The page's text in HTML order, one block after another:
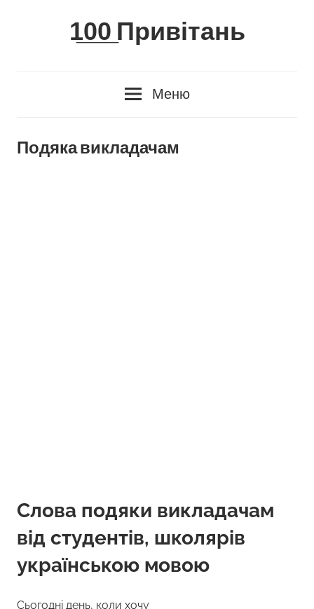
1̲0̲0̲ Привітань
Меню
Подяка викладачам
Слова подяки викладачам
від студентів, школярів
українською мовою
Сьогодні день, коли хочу